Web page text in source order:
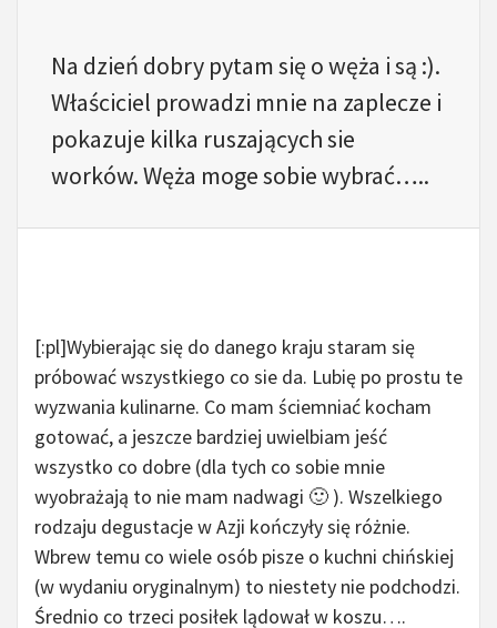
Na dzień dobry pytam się o węża i są :).
Właściciel prowadzi mnie na zaplecze i
pokazuje kilka ruszających sie
worków. Węża moge sobie wybrać…..
[:pl]Wybierając się do danego kraju staram się
próbować wszystkiego co sie da. Lubię po prostu te
wyzwania kulinarne. Co mam ściemniać kocham
gotować, a jeszcze bardziej uwielbiam jeść
wszystko co dobre (dla tych co sobie mnie
wyobrażają to nie mam nadwagi 🙂 ). Wszelkiego
rodzaju degustacje w Azji kończyły się różnie.
Wbrew temu co wiele osób pisze o kuchni chińskiej
(w wydaniu oryginalnym) to niestety nie podchodzi.
Średnio co trzeci posiłek lądował w koszu….